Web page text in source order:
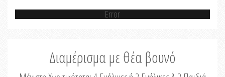
Error
Διαμέρισμα με θέα βουνό